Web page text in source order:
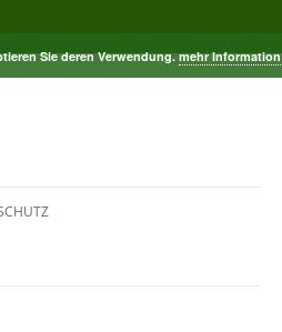
Sie deren Verwendung.mehr Information